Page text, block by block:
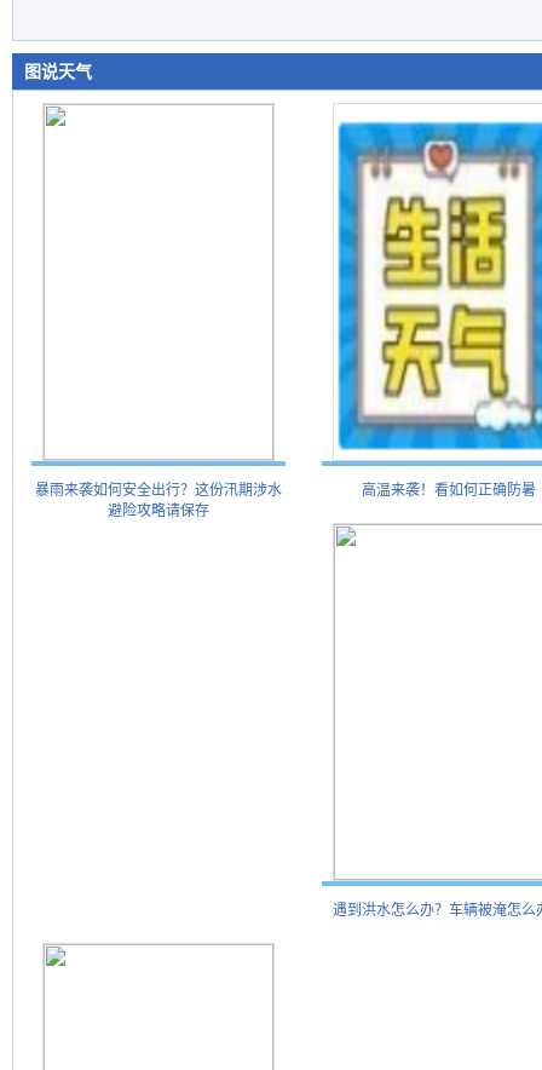
图说天气
暴雨来袭如何安全出行？这份汛期涉水
避险攻略请保存
高温来袭！看如何正确防暑
遇到洪水怎么办？车辆被淹怎么